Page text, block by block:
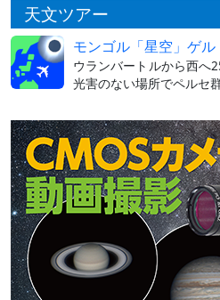
天文ツアー
モンゴル「星空」ゲ
ウランバートルから西へ
光害のない場所でペルセ